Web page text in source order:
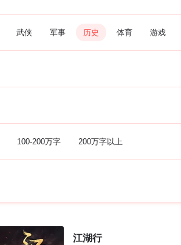
武侠 军事 历史 体育 游戏
100-200万字 200万字以上
江湖行